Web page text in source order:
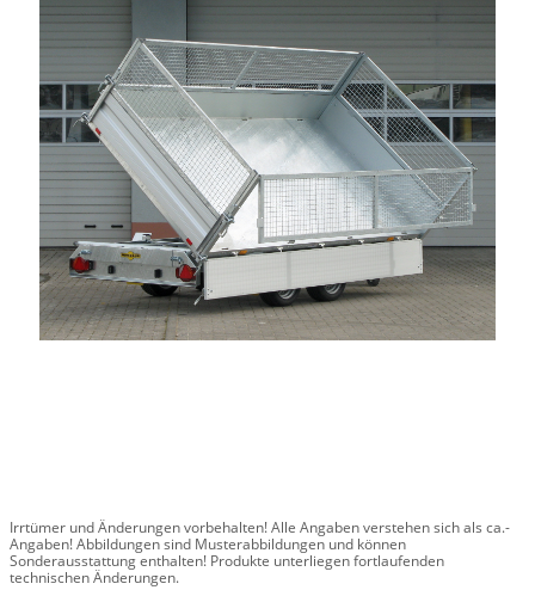
Bildergalerie überspringen
Irrtümer und Änderungen vorbehalten! Alle Angaben verstehen sich als ca.-
Angaben! Abbildungen sind Musterabbildungen und können
Sonderausstattung enthalten! Produkte unterliegen fortlaufenden
technischen Änderungen.